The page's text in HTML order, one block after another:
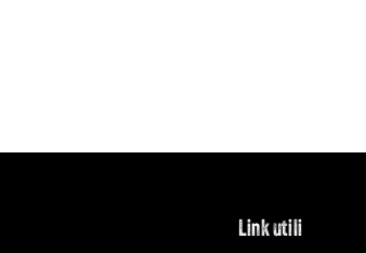
Link utili